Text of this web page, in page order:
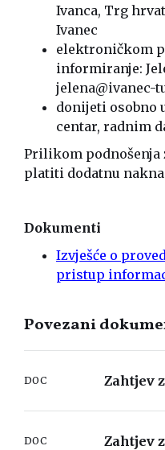
Ivanca, Trg
Ivanec
elektroničkom
informiranje:
jelena@ivanec-
donijeti
centar, radnim
Prilikom podnošenja
platiti dodatnu
Dokumenti
Izvješće o
pristup
Povezani
DOC Zahtjev
DOC
Zahtjev